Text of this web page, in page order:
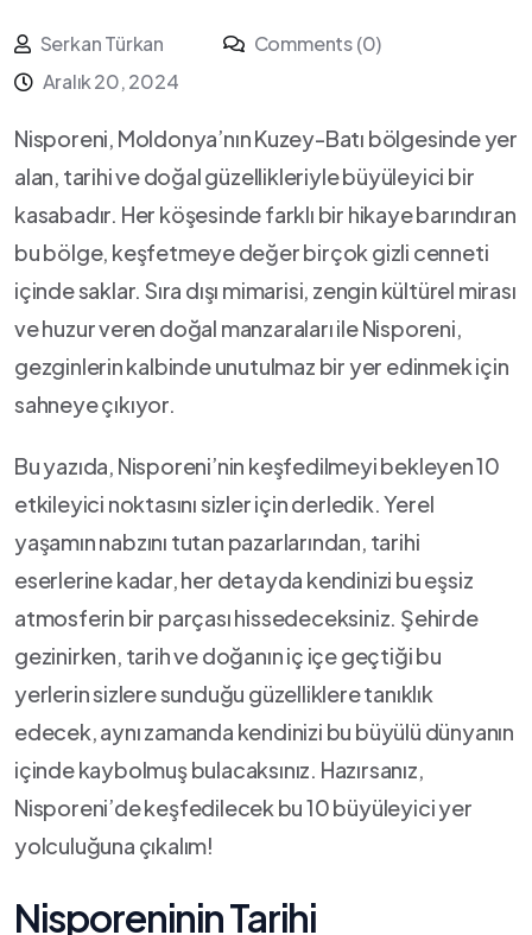
Serkan Türkan
Comments (0)
Aralık 20, 2024
Nisporeni, Moldonya’nın ⁢Kuzey-Batı bölgesinde yer⁣
alan, tarihi ve ⁢doğal güzellikleriyle büyüleyici bir
kasabadır. Her köşesinde farklı bir hikaye barındıran
bu bölge, keşfetmeye⁤ değer birçok gizli cenneti
içinde saklar. Sıra dışı mimarisi, zengin‍ kültürel mirası
ve huzur veren doğal manzaraları ile Nisporeni,
gezginlerin ⁢kalbinde unutulmaz bir yer edinmek için
sahneye çıkıyor.
Bu yazıda, Nisporeni’nin keşfedilmeyi bekleyen⁣ 10
etkileyici‌ noktasını sizler için derledik. Yerel
yaşamın nabzını tutan pazarlarından, tarihi
eserlerine kadar, her detayda kendinizi bu eşsiz
atmosferin bir parçası hissedeceksiniz. ​Şehirde
gezinirken, tarih ve doğanın iç içe geçtiği bu
yerlerin sizlere sunduğu güzelliklere tanıklık
edecek,⁣ aynı zamanda kendinizi bu büyülü dünyanın ​
içinde kaybolmuş bulacaksınız. Hazırsanız,
Nisporeni’de keşfedilecek⁤ bu 10 büyüleyici yer
yolculuğuna ‍çıkalım!
Nisporeninin ⁢Tarihi